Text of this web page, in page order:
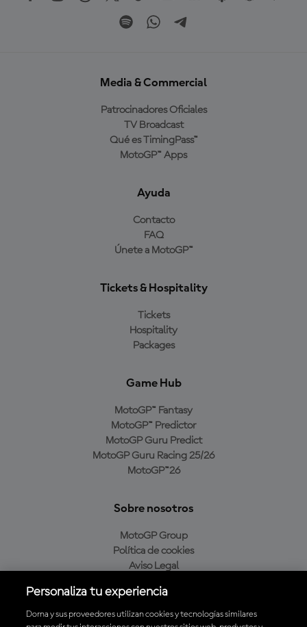
Media & Commercial
Patrocinadores Oficiales
TV Broadcast
Qué es TimingPass™
MotoGP™ Apps
Ayuda
Contacto
FAQ
Únete a MotoGP™
Tickets & Hospitality
Tickets
Hospitality
Packages
Game Hub
MotoGP™ Fantasy
MotoGP™ Predictor
MotoGP Guru Predict
MotoGP Guru Racing 25/26
MotoGP™26
Sobre nosotros
MotoGP Group
Política de cookies
Aviso Legal
Política de compra
Personaliza tu experiencia
Dorna y sus proveedores utilizan cookies y tecnologías similares